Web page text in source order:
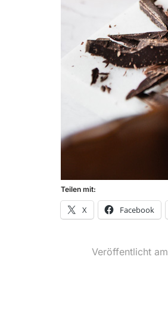
Teilen mit:
X Facebook
Veröffentlicht am